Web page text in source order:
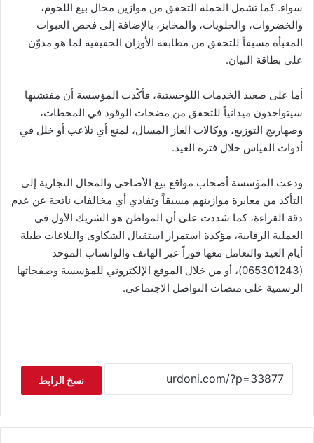
سواء. كما تشمل الحملة التحقق من موازين محال بيع اللحوم،
والخضروات، والحلويات، والمخابز، بالإضافة إلى فحص العبوات
المعبأة مسبقاً للتحقق من مطابقة الأوزان الحقيقية لما هو مدوّن
على بطاقة البيان.
أما على صعيد الخدمات اللوجستية، فأكّدت المؤسسة أن مفتشيها
سيتواجدون ميدانياً للتحقق من مضخات الوقود في المحطات،
وصهاريج التوزيع، ووكالات الغاز المسال، لمنع أي تلاعب أو خلل في
أدوات القياس خلال فترة العيد.
ودعت المؤسسة أصحاب مواقع بيع الأضاحي والمحال التجارية إلى
التأكد من معايرة موازينهم مسبقاً وتفادي أي مخالفات ناتجة عن عدم
دقة القراءة، كما شددت على أن المواطن هو الشريك الأول في
العملية الرقابية، مؤكدة استمرار استقبال الشكاوى والبلاغات طيلة
أيام العيد والتعامل معها فوراً عبر الهاتف والواتساب الموحد
(065301243)، أو من خلال الموقع الإلكتروني للمؤسسة وصفحاتها
الرسمية على منصات التواصل الاجتماعي.
نسخ الرابط